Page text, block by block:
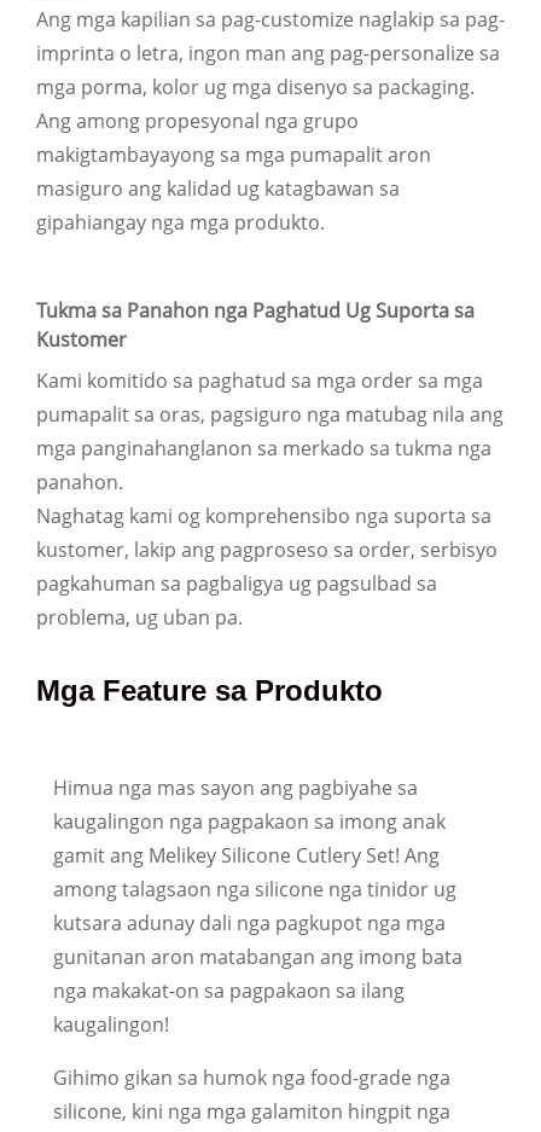
Ang mga kapilian sa pag-customize naglakip sa pag-
imprinta o letra, ingon man ang pag-personalize sa
mga porma, kolor ug mga disenyo sa packaging.
Ang among propesyonal nga grupo
makigtambayayong sa mga pumapalit aron
masiguro ang kalidad ug katagbawan sa
gipahiangay nga mga produkto.
Tukma sa Panahon nga Paghatud Ug Suporta sa
Kustomer
Kami komitido sa paghatud sa mga order sa mga
pumapalit sa oras, pagsiguro nga matubag nila ang
mga panginahanglanon sa merkado sa tukma nga
panahon.
Naghatag kami og komprehensibo nga suporta sa
kustomer, lakip ang pagproseso sa order, serbisyo
pagkahuman sa pagbaligya ug pagsulbad sa
problema, ug uban pa.
Mga Feature sa Produkto
Himua nga mas sayon ​​ang pagbiyahe sa
kaugalingon nga pagpakaon sa imong anak
gamit ang Melikey Silicone Cutlery Set! Ang
among talagsaon nga silicone nga tinidor ug
kutsara adunay dali nga pagkupot nga mga
gunitanan aron matabangan ang imong bata
nga makakat-on sa pagpakaon sa ilang
kaugalingon!
Gihimo gikan sa humok nga food-grade nga
silicone, kini nga mga galamiton hingpit nga